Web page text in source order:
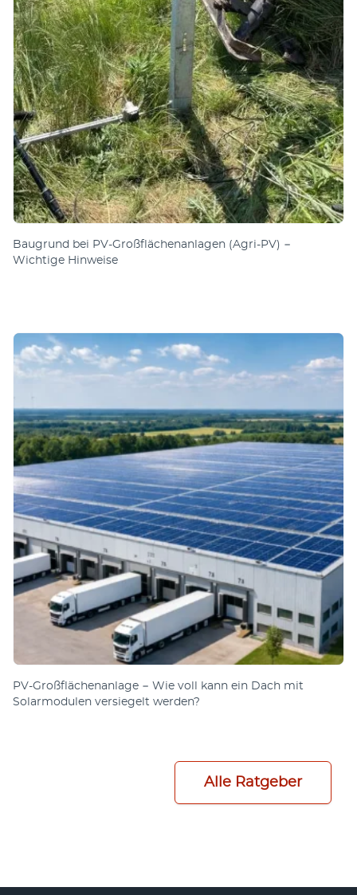
Baugrund bei PV-Großflächenanlagen (Agri-PV) −
Wichtige Hinweise
PV-Großflächenanlage − Wie voll kann ein Dach mit
Solarmodulen versiegelt werden?
Alle Ratgeber